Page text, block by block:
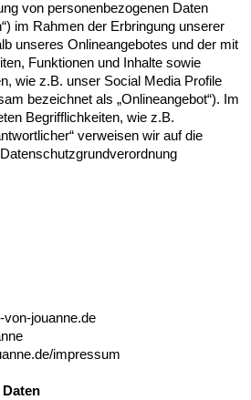
von personenbezogenen Daten
im Rahmen der Erbringung unserer
unseres Onlineangebotes und der mit
Funktionen und Inhalte sowie
wie z.B. unser Social Media Profile
bezeichnet als „Onlineangebot“). Im
Begrifflichkeiten, wie z.B.
verweisen wir auf die
jouanne.de
impressum